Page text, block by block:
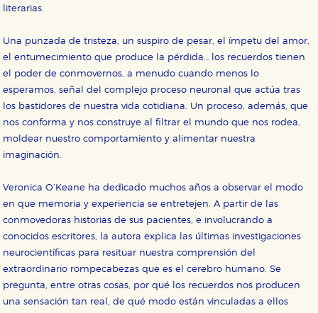
literarias.
Una punzada de tristeza, un suspiro de pesar, el ímpetu del amor,
el entumecimiento que produce la pérdida… los recuerdos tienen
el poder de conmovernos, a menudo cuando menos lo
esperamos, señal del complejo proceso neuronal que actúa tras
los bastidores de nuestra vida cotidiana. Un proceso, además, que
nos conforma y nos construye al filtrar el mundo que nos rodea,
moldear nuestro comportamiento y alimentar nuestra
imaginación.
Veronica O’Keane ha dedicado muchos años a observar el modo
en que memoria y experiencia se entretejen. A partir de las
conmovedoras historias de sus pacientes, e involucrando a
conocidos escritores, la autora explica las últimas investigaciones
neurocientíficas para resituar nuestra comprensión del
extraordinario rompecabezas que es el cerebro humano. Se
pregunta, entre otras cosas, por qué los recuerdos nos producen
una sensación tan real, de qué modo están vinculadas a ellos
CONFIGURACIÓN DE COOKIES
Cookies necesarias
Estas cookies son necesarias para que nuestro sitio
web funcione y no es posible deshabilitarlas desde
nuestro sistema. Es posible hacerlo desde el
navegador, pero en ese caso es posible que algunas
áreas de nuestra web dejen de funcionar
correctamente.
Cookies de rendimiento y analíticas